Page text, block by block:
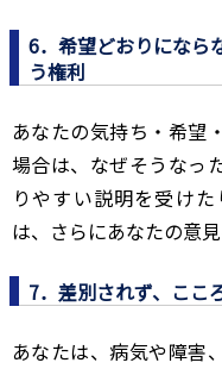
6．希望どおりになら
う権利
あなたの気持ち・希望
場合は、なぜそうなっ
りやすい説明を受け
は、さらにあなたの意
7．差別されず、ここ
あなたは、病気や障害